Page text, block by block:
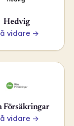
Hedvig
vidare →
Försäkringar
vidare →